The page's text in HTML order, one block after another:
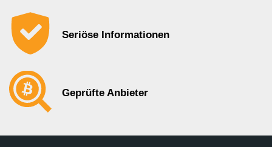
Seriöse Informationen
Geprüfte Anbieter